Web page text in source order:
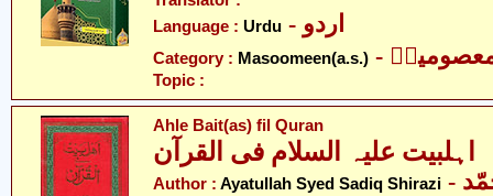
Language : Urdu - اردو
Category : Masoomeen(a.s.) معصومینؑ
Topic :
Ahle Bait(as) fil Quran
Author : Ayatullah Syed Sadiq Shirazi - آیت اللہ سیّد محمّد